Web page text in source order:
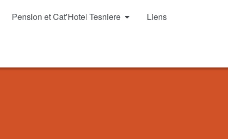
Pension et Cat’Hotel Tesniere Liens